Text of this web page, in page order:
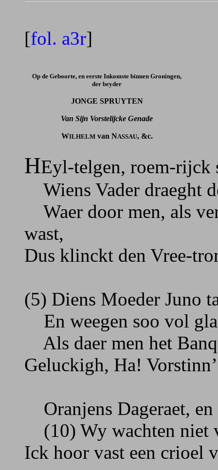
[fol. a3r]
Op de Geboorte, en eerste Inkomste binnen Groningen,
der beyder
JONGE SPRUYTEN
Van Sijn Vorstelijcke Genade
WILHELMvan NASSAU, &c.
HEyl-telgen, roem-rijck
Wiens Vader draeght
Waer door men, als
wast,
Dus klinckt den Vree-
(5) Diens Moeder Juno
En weegen soo vol
Als daer men het
Geluckigh, Ha!
Oranjens Dageraet, en
(10) Wy wachten niet
Ick hoor vast een crioel